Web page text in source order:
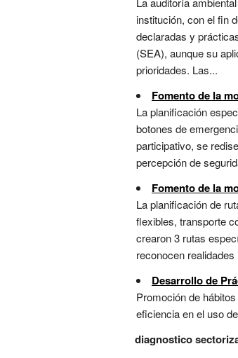
institución, con el fin
declaradas y
(SEA), aunque su
prioridades. Las...
Fomento de la
La planificación
botones de
participativo, se
percepción de
Fomento de la
La planificación de
flexibles, transporte
crearon 3 rutas
reconocen
Desarrollo de
Promoción de
eficiencia en el uso
diagnostico